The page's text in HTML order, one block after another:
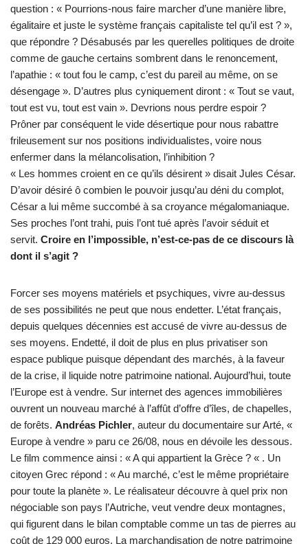
question : « Pourrions-nous faire marcher d’une manière libre,
égalitaire et juste le système français capitaliste tel qu’il est ? »,
que répondre ? Désabusés par les querelles politiques de droite
comme de gauche certains sombrent dans le renoncement,
l’apathie : « tout fou le camp, c’est du pareil au même, on se
désengage ». D’autres plus cyniquement diront : « Tout se vaut,
tout est vu, tout est vain ». Devrions nous perdre espoir ?
Prôner par conséquent le vide désertique pour nous rabattre
frileusement sur nos positions individualistes, voire nous
enfermer dans la mélancolisation, l’inhibition ?
« Les hommes croient en ce qu’ils désirent » disait Jules César.
D’avoir désiré ô combien le pouvoir jusqu’au déni du complot,
César a lui même succombé à sa croyance mégalomaniaque.
Ses proches l’ont trahi, puis l’ont tué après l’avoir séduit et
servit. Croire en l’impossible, n’est-ce-pas de ce discours là
dont il s’agit ?
Forcer ses moyens matériels et psychiques, vivre au-dessus
de ses possibilités ne peut que nous endetter. L’état français,
depuis quelques décennies est accusé de vivre au-dessus de
ses moyens. Endetté, il doit de plus en plus privatiser son
espace publique puisque dépendant des marchés, à la faveur
de la crise, il liquide notre patrimoine national. Aujourd’hui, toute
l’Europe est à vendre. Sur internet des agences immobilières
ouvrent un nouveau marché à l’affût d’offre d’îles, de chapelles,
de forêts. Andréas Pichler, auteur du documentaire sur Arté, «
Europe à vendre » paru ce 26/08, nous en dévoile les dessous.
Le film commence ainsi : « A qui appartient la Grèce ? « . Un
citoyen Grec répond : « Au marché, c’est le même propriétaire
pour toute la planète ». Le réalisateur découvre à quel prix non
négociable son pays l’Autriche, veut vendre deux montagnes,
qui figurent dans le bilan comptable comme un tas de pierres au
coût de 129 000 euros. La marchandisation de notre patrimoine